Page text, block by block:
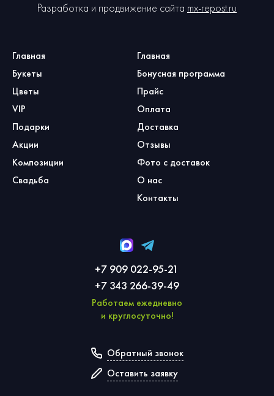
Главная
Букеты
Цветы
VIP
Подарки
Акции
Композиции
Свадьба
Главная
Бонусная программа
Прайс
Оплата
Доставка
Отзывы
Фото с доставок
О нас
Контакты
Разработка и продвижение сайта mx-repost.ru
+7 909 022-95-21
+7 343 266-39-49
Работаем ежедневно
и круглосуточно!
Обратный звонок
Оставить заявку